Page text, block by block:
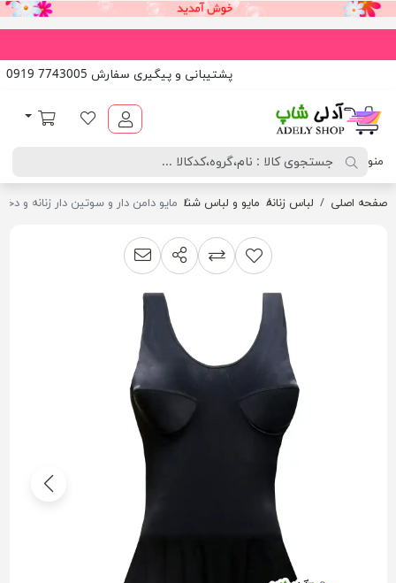
پشتیبانی و پیگیری سفارش 7743005 0919
لیست مورد علاقه
سبد خرید
منو
صفحه اصلی لباس زنانه مایو و لباس شنا مایو دامن دار و سوتین دار زنانه و دخترانه
افزودن به لیست مقایسه
اشتراک گذاریپیشنهاد به دوست